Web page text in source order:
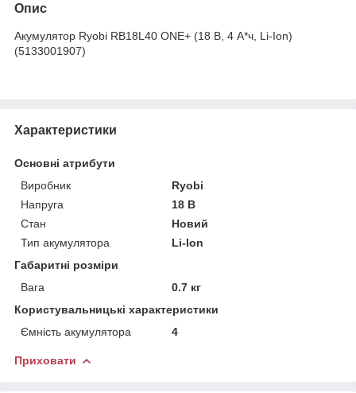
Опис
Акумулятор Ryobi RB18L40 ONE+ (18 В, 4 А*ч, Li-Ion)
(5133001907)
Характеристики
Основні атрибути
Виробник
Ryobi
Напруга
18 В
Стан
Новий
Тип акумулятора
Li-Ion
Габаритні розміри
Вага
0.7 кг
Користувальницькі характеристики
Ємність акумулятора
4
Приховати